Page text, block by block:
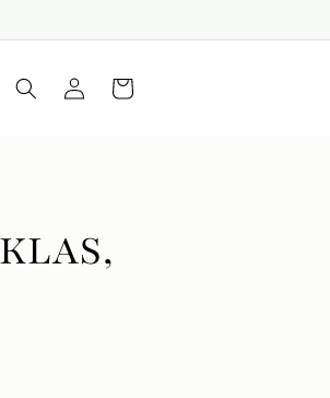
Piesakieties
grozs